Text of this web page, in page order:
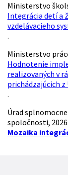
Ministerstvo
Integrácia detí a
vzdelávacieho
.
Ministerstvo
Hodnotenie
realizovaných v
prichádzajúcich z
.
Úrad
spoločnosti, 2026.
Mozaika